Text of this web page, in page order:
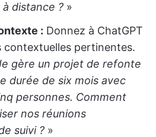
distance ? »
: Donnez à ChatGPT
contextuelles pertinentes.
gère un projet de refonte
durée de six mois avec
personnes. Comment
nos réunions
suivi ? »